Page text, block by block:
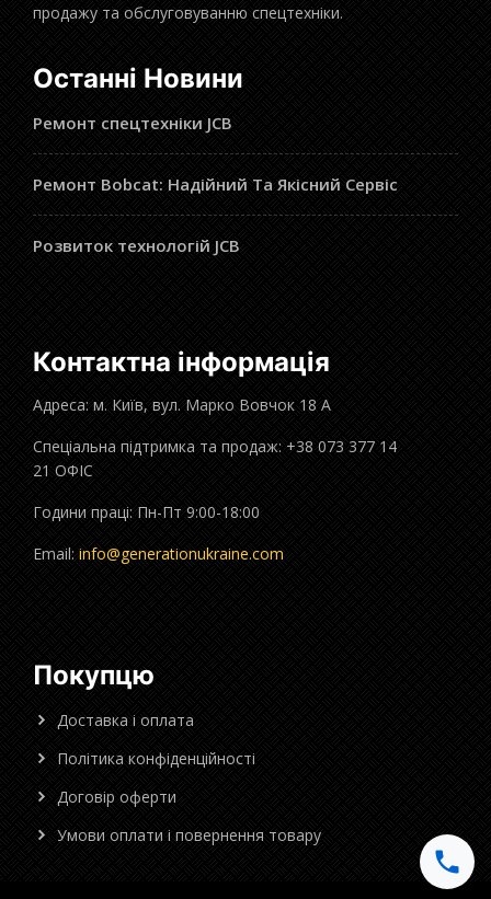
продажу та обслуговуванню спецтехніки.
Останні Новини
Ремонт спецтехніки JCB
Ремонт Bobcat: Надійний Та Якісний Сервіс
Розвиток технологій JCB
Контактна інформація
Адреса: м. Київ, вул. Марко Вовчок 18 А
Спеціальна підтримка та продаж: +38 073 377 14
21 ОФІС
Години праці: Пн-Пт 9:00-18:00
Email: info@generationukraine.com
Покупцю
Доставка і оплата
Політика конфіденційності
Договір оферти
Умови оплати і повернення товару